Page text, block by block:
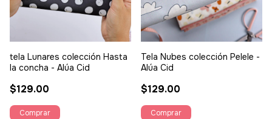
tela Lunares colección Hasta
la concha - Alúa Cid
$129.00
Tela Nubes colección Pelele -
Alúa Cid
$129.00